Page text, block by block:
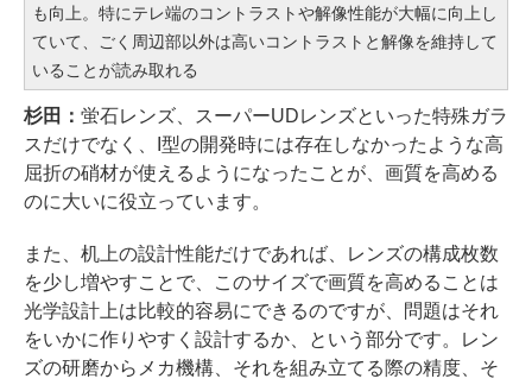
も向上。特にテレ端のコントラストや解像性能が大幅に向上し
ていて、ごく周辺部以外は高いコントラストと解像を維持して
いることが読み取れる
杉田： 蛍石レンズ、スーパーUDレンズといった特殊ガラ
スだけでなく、I型の開発時には存在しなかったような高
屈折の硝材が使えるようになったことが、画質を高める
のに大いに役立っています。
また、机上の設計性能だけであれば、レンズの構成枚数
を少し増やすことで、このサイズで画質を高めることは
光学設計上は比較的容易にできるのですが、問題はそれ
をいかに作りやすく設計するか、という部分です。レン
ズの研磨からメカ機構、それを組み立てる際の精度、そ